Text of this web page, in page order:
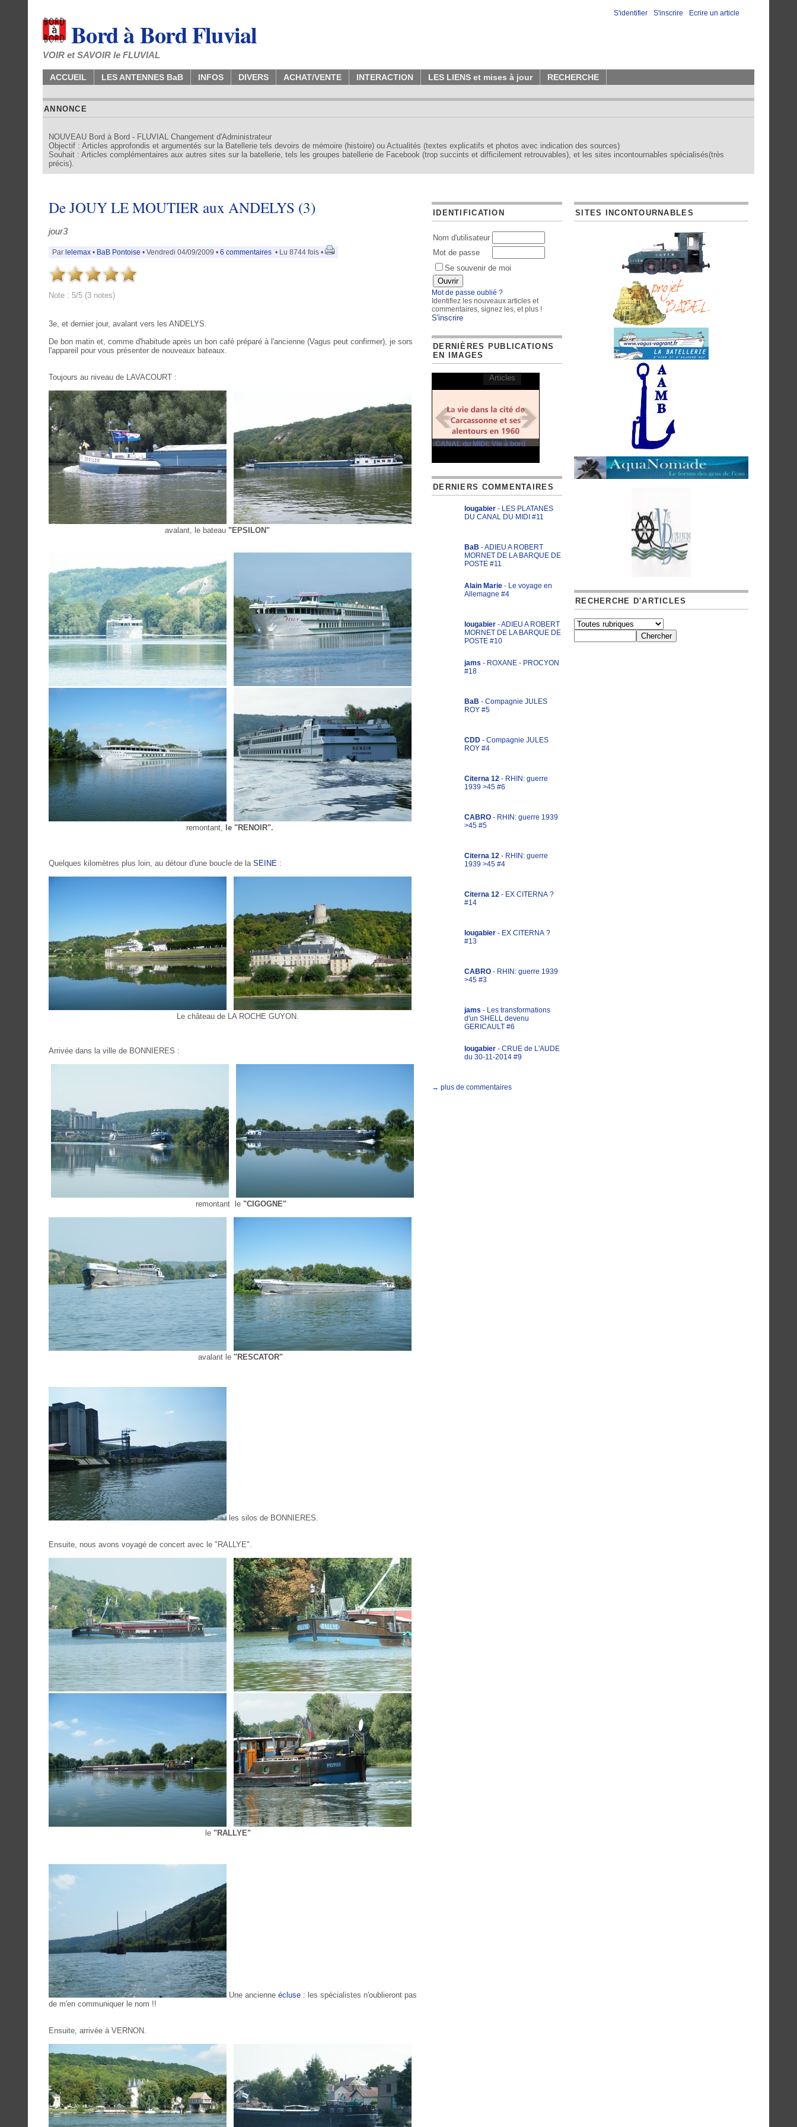
S'identifier - S'inscrire - Ecrire un article
Bord à Bord Fluvial
VOIR et SAVOIR le FLUVIAL
ACCUEIL LES ANTENNES BaB INFOS DIVERS ACHAT/VENTE INTERACTION LES LIENS et mises à jour RECHERCHE
ANNONCE
NOUVEAU Bord à Bord - FLUVIAL Changement d'Administrateur
Objectif : Articles approfondis et argumentés sur la Batellerie tels devoirs de mémoire (histoire) ou Actualités (textes explicatifs et photos avec indication des sources)
Souhait : Articles complémentaires aux autres sites sur la batellerie, tels les groupes batellerie de Facebook (trop succints et difficilement retrouvables), et les sites incontournables spécialisés(très
précis).
De JOUY LE MOUTIER aux ANDELYS (3)
jour3
Par lelemax • BaB Pontoise • Vendredi 04/09/2009 • 6 commentaires • Lu 8744 fois •
Note : 5/5 (3 notes)
3e, et dernier jour, avalant vers les ANDELYS.
De bon matin et, comme d'habitude après un bon café préparé à l'ancienne (Vagus peut confirmer), je sors
l'appareil pour vous présenter de nouveaux bateaux.
Toujours au niveau de LAVACOURT :
avalant, le bateau "EPSILON"
remontant, le "RENOIR".
Quelques kilomètres plus loin, au détour d'une boucle de la SEINE :
Le château de LA ROCHE GUYON.
Arrivée dans la ville de BONNIERES :
remontant le "CIGOGNE"
avalant le "RESCATOR"
les silos de BONNIERES.
Ensuite, nous avons voyagé de concert avec le "RALLYE".
le "RALLYE"
Une ancienne écluse : les spécialistes n'oublieront pas
de m'en communiquer le nom !!
Ensuite, arrivée à VERNON.
IDENTIFICATION
Nom d'utilisateur
Mot de passe
Se souvenir de moi
Mot de passe oublié ?
Identifiez les nouveaux articles et
commentaires, signez les, et plus !
S'inscrire
DERNIÈRES PUBLICATIONS
EN IMAGES
CANAL du MIDI: Vie à bord
Articles
DERNIERS COMMENTAIRES
lougabier - LES PLATANES
DU CANAL DU MIDI #11
BaB - ADIEU A ROBERT
MORNET DE LA BARQUE DE
POSTE #11
Alain Marie - Le voyage en
Allemagne #4
lougabier - ADIEU A ROBERT
MORNET DE LA BARQUE DE
POSTE #10
jams - ROXANE - PROCYON
#18
BaB - Compagnie JULES
ROY #5
CDD - Compagnie JULES
ROY #4
Citerna 12 - RHIN: guerre
1939 >45 #6
CABRO - RHIN: guerre 1939
>45 #5
Citerna 12 - RHIN: guerre
1939 >45 #4
Citerna 12 - EX CITERNA ?
#14
lougabier - EX CITERNA ?
#13
CABRO - RHIN: guerre 1939
>45 #3
jams - Les transformations
d'un SHELL devenu
GERICAULT #6
lougabier - CRUE de L'AUDE
du 30-11-2014 #9
→ plus de commentaires
SITES INCONTOURNABLES
RECHERCHE D'ARTICLES